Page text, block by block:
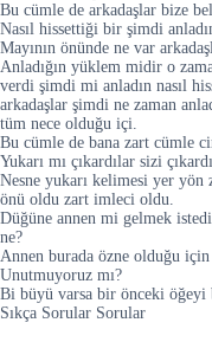
Bu cümle de arkadaşlar bize
Nasıl hissettiği bir şimdi
Mayının önünde ne var
Anladığın yüklem midir o
verdi şimdi mi anladın nasıl
arkadaşlar şimdi ne zaman
tüm nece olduğu içi.
Bu cümle de bana zart cümle
Yukarı mı çıkardılar sizi
Nesne yukarı kelimesi yer
önü oldu zart imleci oldu.
Düğüne annen mi gelmek
ne?
Annen burada özne olduğu
Unutmuyoruz mı?
Bi büyü varsa bir önceki öğeyi
Sıkça Sorular Sorular